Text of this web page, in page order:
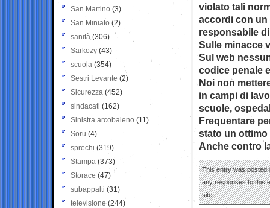
violato tali
accordi con un
responsabile
Sulle minacce
Sul web
codice penale
Noi non
in campi di
scuole,
Frequentare
stato un ottimo
Anche contro
This entry was posted
any responses to this
site.
San Martino (3)
San Miniato (2)
sanità (306)
Sarkozy (43)
scuola (354)
Sestri Levante (2)
Sicurezza (452)
sindacati (162)
Sinistra arcobaleno (11)
Soru (4)
sprechi (319)
Stampa (373)
Storace (47)
subappalti (31)
televisione(244)